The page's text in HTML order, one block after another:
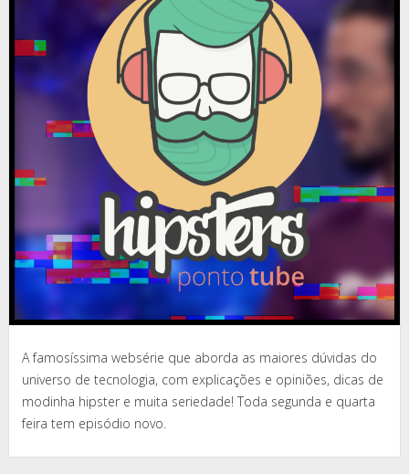
A famosíssima websérie que aborda as maiores dúvidas do
universo de tecnologia, com explicações e opiniões, dicas de
modinha hipster e muita seriedade! Toda segunda e quarta
feira tem episódio novo.